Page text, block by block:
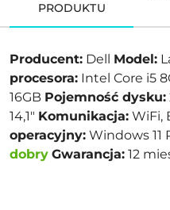
PRODUKTU
Producent: Dell Model:
procesora: Intel Core i5
16GB Pojemność dysku:
14,1" Komunikacja: WiFi,
operacyjny: Windows 11
dobry Gwarancja: 12